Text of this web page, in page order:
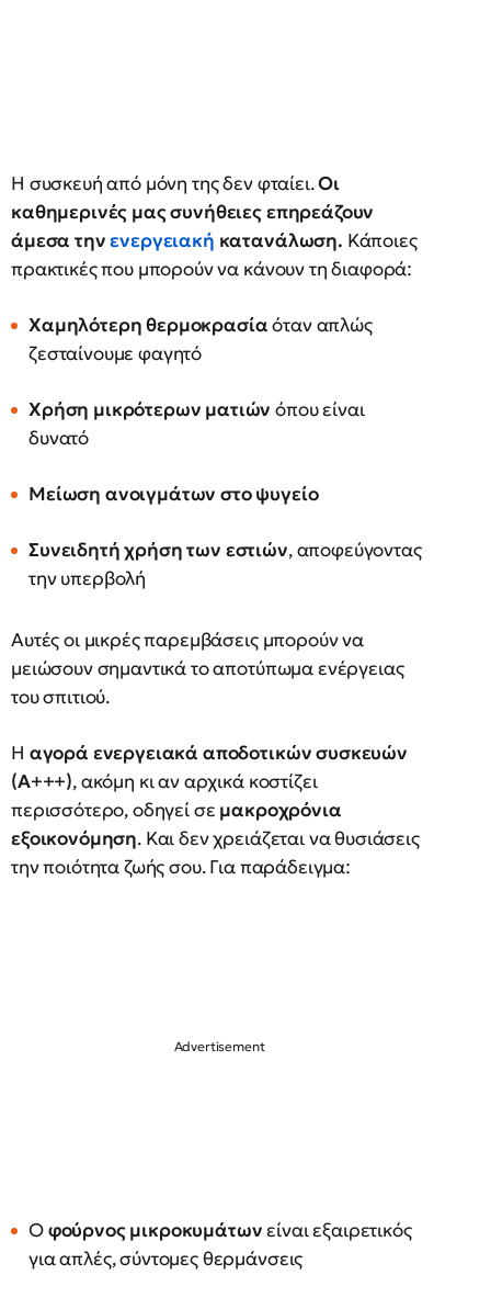
Η συσκευή από μόνη της δεν φταίει.Οι
καθημερινές μας συνήθειες επηρεάζουν
άμεσα τηνενεργειακή κατανάλωση. Κάποιες
πρακτικές που μπορούν να κάνουν τη διαφορά:
Χαμηλότερη θερμοκρασίαόταν απλώς
ζεσταίνουμε φαγητό
Χρήση μικρότερων ματιών όπου είναι
δυνατό
Μείωση ανοιγμάτων στο ψυγείο
Συνειδητή χρήση των εστιών, αποφεύγοντας
την υπερβολή
Αυτές οι μικρές παρεμβάσεις μπορούν να
μειώσουν σημαντικά το αποτύπωμα ενέργειας
του σπιτιού.
Η αγορά ενεργειακά αποδοτικών συσκευών
(Α+++), ακόμη κι αν αρχικά κοστίζει
περισσότερο, οδηγεί σε μακροχρόνια
εξοικονόμηση. Και δεν χρειάζεται να θυσιάσεις
την ποιότητα ζωής σου. Για παράδειγμα:
Οφούρνος μικροκυμάτωνείναι εξαιρετικός
για απλές, σύντομες θερμάνσεις